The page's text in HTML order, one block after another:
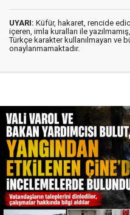
UYARI: Küfür, hakaret, rencide
içeren, imla kuralları ile yazılmamış,
Türkçe karakter kullanılmayan ve
onaylanmamaktadır.